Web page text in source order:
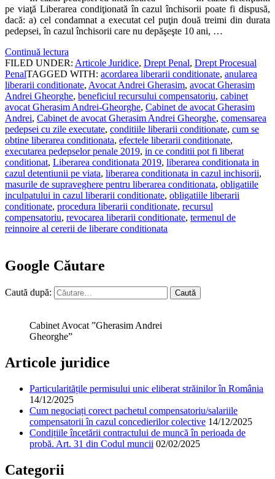
pe viaţă Liberarea condiţionată în cazul închisorii poate fi dispusă,
dacă: a) cel condamnat a executat cel puţin două treimi din durata
pedepsei, în cazul închisorii care nu depăşeşte 10 ani, …
Continuă lectura
FILED UNDER: Articole Juridice, Drept Penal, Drept Procesual
PenalTAGGED WITH: acordarea liberarii conditionate, anularea
liberarii conditionate, Avocat Andrei Gherasim, avocat Gherasim
Andrei Gheorghe, beneficiul recursului compensatoriu, cabinet
avocat Gherasim Andrei-Gheorghe, Cabinet de avocat Gherasim
Andrei, Cabinet de avocat Gherasim Andrei Gheorghe, comensarea
pedepsei cu zile executate, conditiile liberarii conditionate, cum se
obtine liberarea conditionata, efectele liberarii conditionate,
executarea pedepselor penale 2019, in ce conditii pot fi liberat
conditionat, Liberarea conditionata 2019, liberarea conditionata in
cazul detentiunii pe viata, liberarea conditionata in cazul inchisorii,
masurile de supraveghere pentru liberarea conditionata, obligatiile
inculpatului in cazul liberarii conditionate, obligatiile liberarii
conditionate, procedura liberarii conditionate, recursul
compensatoriu, revocarea liberarii conditionate, termenul de
reinnoire al cererii de liberare conditionata
Google Căutare
Caută după:
Cabinet Avocat ”Gherasim Andrei
Gheorghe”
Articole juridice
Particularitățile permisului unic eliberat străinilor în România
14/12/2025
Cum negociați corect pachetul compensatoriu/salariile
compensatorii în cazul concedierilor colective 14/12/2025
Condițiile încetării contractului de muncă în perioada de
probă. Art. 31 din Codul muncii 02/02/2025
Categorii